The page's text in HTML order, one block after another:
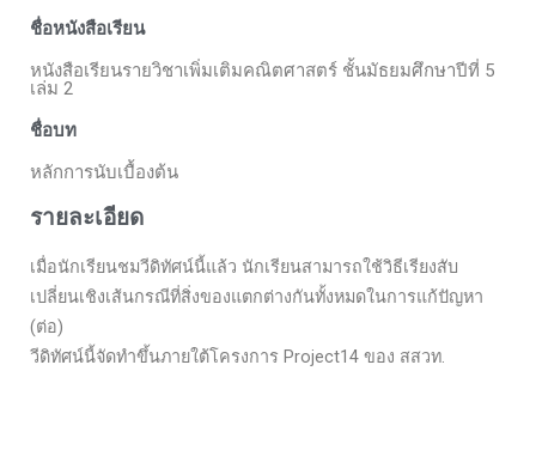
ชื่อหนังสือเรียน
หนังสือเรียนรายวิชาเพิ่มเติมคณิตศาสตร์ ชั้นมัธยมศึกษาปีที่ 5
เล่ม 2
ชื่อบท
หลักการนับเบื้องต้น
รายละเอียด
เมื่อนักเรียนชมวีดิทัศน์นี้แล้ว นักเรียนสามารถใช้วิธีเรียงสับ
เปลี่ยนเชิงเส้นกรณีที่สิ่งของแตกต่างกันทั้งหมดในการแก้ปัญหา
(ต่อ)
วีดิทัศน์นี้จัดทำขึ้นภายใต้โครงการ Project14 ของ สสวท.